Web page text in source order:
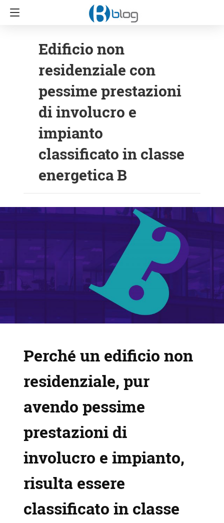
Edificio non
residenziale con
pessime prestazioni
di involucro e
impianto
classificato in classe
energetica B
Perché un edificio non
residenziale, pur
avendo pessime
prestazioni di
involucro e impianto,
risulta essere
classificato in classe